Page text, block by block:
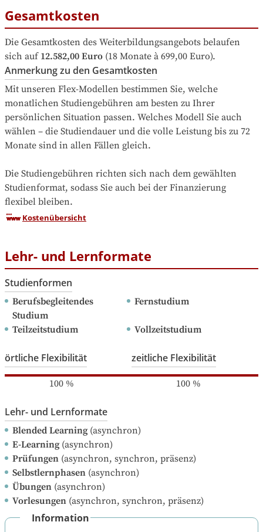
Gesamtkosten
Die Gesamtkosten des Weiterbildungsangebots belaufen
sich auf 12.582,00 Euro (18 Monate à 699,00 Euro).
Anmerkung zu den Gesamtkosten
Mit unseren Flex-Modellen bestimmen Sie, welche
monatlichen Studiengebühren am besten zu Ihrer
persönlichen Situation passen. Welches Modell Sie auch
wählen – die Studiendauer und die volle Leistung bis zu 72
Monate sind in allen Fällen gleich.
Die Studiengebühren richten sich nach dem gewählten
Studienformat, sodass Sie auch bei der Finanzierung
flexibel bleiben.
Kostenübersicht
Lehr- und Lernformate
Studienformen
Berufsbegleitendes
Studium
Fernstudium
Teilzeitstudium Vollzeitstudium
örtliche Flexibilität
100%
zeitliche Flexibilität
100%
Lehr- und Lernformate
Blended Learning(asynchron)
E-Learning(asynchron)
Prüfungen (asynchron, synchron, präsenz)
Selbstlernphasen (asynchron)
Übungen (asynchron)
Vorlesungen (asynchron, synchron, präsenz)
Information